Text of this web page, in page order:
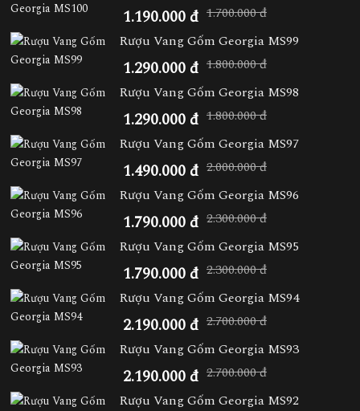
1.190.000 đ 1.700.000 đ
Rượu Vang Gốm Georgia MS99
1.290.000 đ 1.800.000 đ
Rượu Vang Gốm Georgia MS98
1.290.000 đ 1.800.000 đ
Rượu Vang Gốm Georgia MS97
1.490.000 đ 2.000.000 đ
Rượu Vang Gốm Georgia MS96
1.790.000 đ 2.300.000 đ
Rượu Vang Gốm Georgia MS95
1.790.000 đ 2.300.000 đ
Rượu Vang Gốm Georgia MS94
2.190.000 đ 2.700.000 đ
Rượu Vang Gốm Georgia MS93
2.190.000 đ 2.700.000 đ
Rượu Vang Gốm Georgia MS92